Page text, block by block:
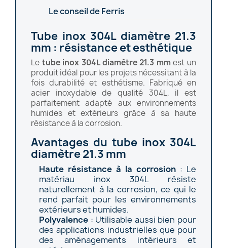
Le conseil de Ferris
Tube inox 304L diamètre 21.3
mm : résistance et esthétique
Le tube inox 304L diamètre 21.3 mmest un
produit idéal pour les projets nécessitant à la
fois durabilité et esthétisme. Fabriqué en
acier inoxydable de qualité 304L, il est
parfaitement adapté aux environnements
humides et extérieurs grâce à sa haute
résistance à la corrosion.
Avantages du tube inox 304L
diamètre 21.3 mm
Haute résistance à la corrosion : Le
matériau inox 304L résiste
naturellement à la corrosion, ce qui le
rend parfait pour les environnements
extérieurs et humides.
Polyvalence : Utilisable aussi bien pour
des applications industrielles que pour
des aménagements intérieurs et